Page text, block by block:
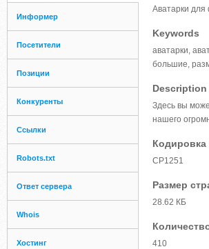
Информер
Посетители
Позиции
Конкуренты
Ссылки
Robots.txt
Ответ сервера
Whois
Хостинг
Аватарки для
Keywords
аватарки,
большие,
Description
Здесь вы
нашего
Кодировка
CP1251
Размер
28.62 КБ
410